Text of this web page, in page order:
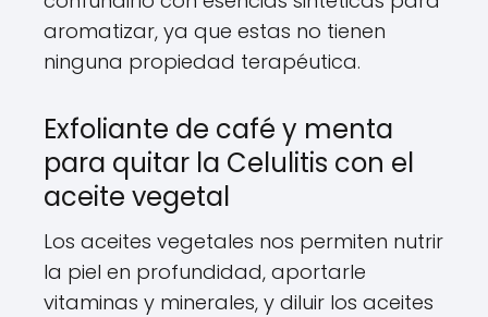
aromatizar, ya que estas no tienen
ninguna propiedad terapéutica.
Exfoliante de café y menta
para quitar la Celulitis con el
aceite vegetal
Los aceites vegetales nos permiten nutrir
la piel en profundidad, aportarle
vitaminas y minerales, y diluir los aceites